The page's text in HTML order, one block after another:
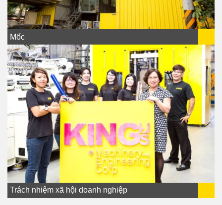
Mốc
Trách nhiệm xã hội doanh nghiệp